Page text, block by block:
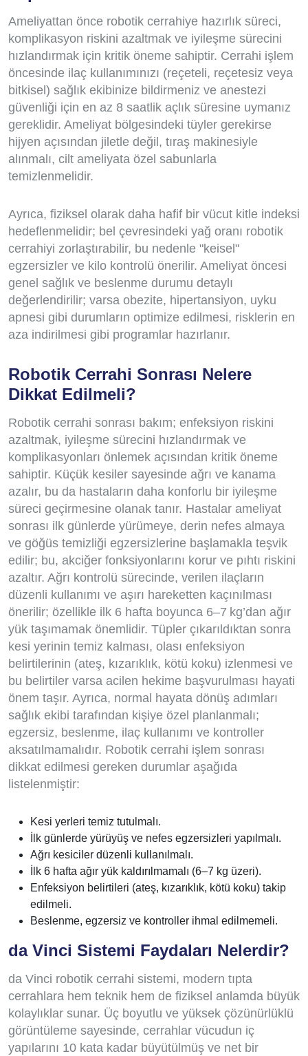
Ameliyattan önce robotik cerrahiye hazırlık süreci,
komplikasyon riskini azaltmak ve iyileşme sürecini
hızlandırmak için kritik öneme sahiptir. Cerrahi işlem
öncesinde ilaç kullanımınızı (reçeteli, reçetesiz veya
bitkisel) sağlık ekibinize bildirmeniz ve anestezi
güvenliği için en az 8 saatlik açlık süresine uymanız
gereklidir. Ameliyat bölgesindeki tüyler gerekirse
hijyen açısından jiletle değil, tıraş makinesiyle
alınmalı, cilt ameliyata özel sabunlarla
temizlenmelidir.
Ayrıca, fiziksel olarak daha hafif bir vücut kitle indeksi
hedeflenmelidir; bel çevresindeki yağ oranı robotik
cerrahiyi zorlaştırabilir, bu nedenle "keisel"
egzersizler ve kilo kontrolü önerilir. Ameliyat öncesi
genel sağlık ve beslenme durumu detaylı
değerlendirilir; varsa obezite, hipertansiyon, uyku
apnesi gibi durumların optimize edilmesi, risklerin en
aza indirilmesi gibi programlar hazırlanır.
Robotik Cerrahi Sonrası Nelere
Dikkat Edilmeli?
Robotik cerrahi sonrası bakım; enfeksiyon riskini
azaltmak, iyileşme sürecini hızlandırmak ve
komplikasyonları önlemek açısından kritik öneme
sahiptir. Küçük kesiler sayesinde ağrı ve kanama
azalır, bu da hastaların daha konforlu bir iyileşme
süreci geçirmesine olanak tanır. Hastalar ameliyat
sonrası ilk günlerde yürümeye, derin nefes almaya
ve göğüs temizliği egzersizlerine başlamakla teşvik
edilir; bu, akciğer fonksiyonlarını korur ve pıhtı riskini
azaltır. Ağrı kontrolü sürecinde, verilen ilaçların
düzenli kullanımı ve aşırı hareketten kaçınılması
önerilir; özellikle ilk 6 hafta boyunca 6–7 kg’dan ağır
yük taşımamak önemlidir. Tüpler çıkarıldıktan sonra
kesi yerinin temiz kalması, olası enfeksiyon
belirtilerinin (ateş, kızarıklık, kötü koku) izlenmesi ve
bu belirtiler varsa acilen hekime başvurulması hayati
önem taşır. Ayrıca, normal hayata dönüş adımları
sağlık ekibi tarafından kişiye özel planlanmalı;
egzersiz, beslenme, ilaç kullanımı ve kontroller
aksatılmamalıdır. Robotik cerrahi işlem sonrası
dikkat edilmesi gereken durumlar aşağıda
listelenmiştir:
Kesi yerleri temiz tutulmalı.
İlk günlerde yürüyüş ve nefes egzersizleri yapılmalı.
Ağrı kesiciler düzenli kullanılmalı.
İlk 6 hafta ağır yük kaldırılmamalı (6–7 kg üzeri).
Enfeksiyon belirtileri (ateş, kızarıklık, kötü koku) takip
edilmeli.
Beslenme, egzersiz ve kontroller ihmal edilmemeli.
da Vinci Sistemi Faydaları Nelerdir?
da Vinci robotik cerrahi sistemi, modern tıpta
cerrahlara hem teknik hem de fiziksel anlamda büyük
kolaylıklar sunar. Üç boyutlu ve yüksek çözünürlüklü
görüntüleme sayesinde, cerrahlar vücudun iç
yapılarını 10 kata kadar büyütülmüş ve net bir